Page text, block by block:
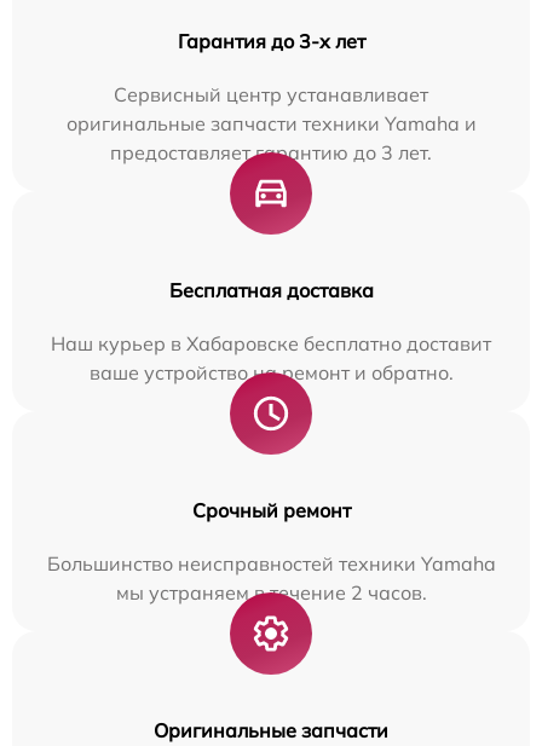
Гарантия до 3-х лет
Сервисный центр устанавливает
оригинальные запчасти техники Yamaha и
предоставляет гарантию до 3 лет.
Бесплатная доставка
Наш курьер в Хабаровске бесплатно доставит
ваше устройство на ремонт и обратно.
Срочный ремонт
Большинство неисправностей техники Yamaha
мы устраняем в течение 2 часов.
Оригинальные запчасти